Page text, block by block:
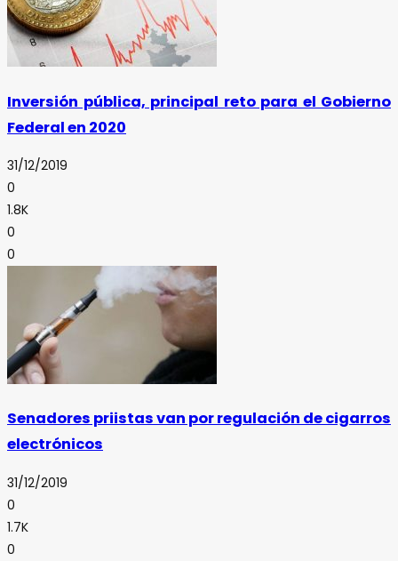
Inversión pública, principal reto para el Gobierno
Federal en 2020
31/12/2019
0
1.8K
0
0
Senadores priistas van por regulación de cigarros
electrónicos
31/12/2019
0
1.7K
0